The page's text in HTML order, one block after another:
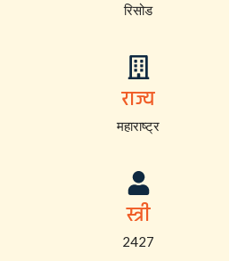
रिसोड
राज्य
महाराष्ट्र
स्त्री
2427